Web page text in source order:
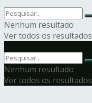
Nenhum resultado
Ver todos os resultados
Nenhum resultado
Ver todos os resultados